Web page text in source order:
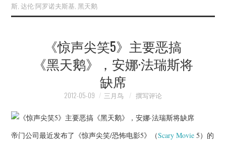
斯,达伦·阿罗诺夫斯基,黑天鹅
《惊声尖笑5》主要恶搞
《黑天鹅》，安娜·法瑞斯将
缺席
2012-05-09 三月鸟 撰写评论
帝门公司最近发布了《惊声尖笑/恐怖电影5》（Scary Movie 5）的